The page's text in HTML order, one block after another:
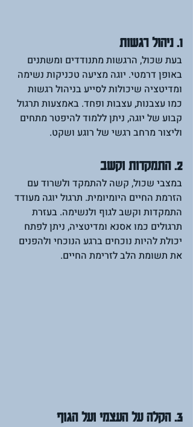
1. ניהול רגשות
בעת שכול, הרגשות מתנודדים ומשתנים
באופן דרמטי. יוגה מציעה טכניקות נשימה
ומדיטציה שיכולות לסייע בניהול רגשות
כמו עצבנות, עצבות ופחד. באמצעות תרגול
קבוע של יוגה, ניתן ללמוד להיפטר מתחים
וליצור מרחב רגשי של רוגע ושקט.
2. התמקדות וקשב
במצבי שכול, קשה להתמקד ולשרוד עם
הזרמת החיים היומיומית. תרגול יוגה מעודד
התמקדות וקשב לגוף ולנשימה. בעזרת
תרגולים כמו אסנא ומדיטציה, ניתן לפתח
יכולת להיות נוכחים ברגע הנוכחי ולהפנים
את תשומת הלב לזרימת החיים.
3. הקלה על העצמי ועל הגוף